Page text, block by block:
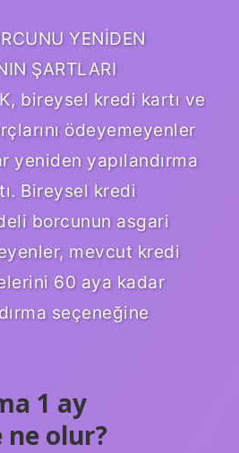
YENİDEN
ŞARTLARI
bireysel kredi kartı ve
ödeyemeyenler
yeniden yapılandırma
Bireysel kredi
borcunun asgari
mevcut kredi
60 aya kadar
seçeneğine
1 ay
ne olur?